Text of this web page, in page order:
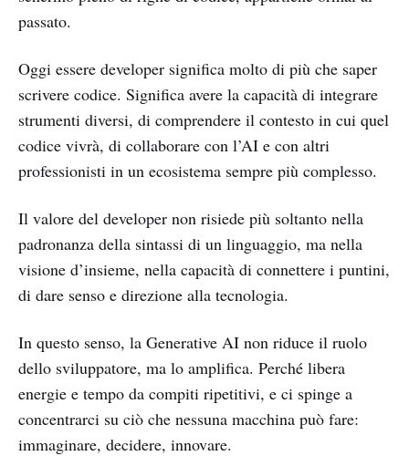
passato.
Oggi essere developer significa molto di più che saper
scrivere codice. Significa avere la capacità di integrare
strumenti diversi, di comprendere il contesto in cui quel
codice vivrà, di collaborare con l’AI e con altri
professionisti in un ecosistema sempre più complesso.
Il valore del developer non risiede più soltanto nella
padronanza della sintassi di un linguaggio, ma nella
visione d’insieme, nella capacità di connettere i puntini,
di dare senso e direzione alla tecnologia.
In questo senso, la Generative AI non riduce il ruolo
dello sviluppatore, ma lo amplifica. Perché libera
energie e tempo da compiti ripetitivi, e ci spinge a
concentrarci su ciò che nessuna macchina può fare:
immaginare, decidere, innovare.